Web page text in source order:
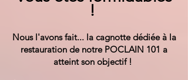
!
Nous l'avons fait... la cagnotte dédiée à la
restauration de notre POCLAIN 101 a
atteint son objectif !